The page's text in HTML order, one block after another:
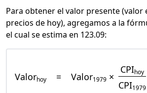
Para obtener el valor presente (valor
precios de hoy), agregamos a la
el cual se estima en 123.09:
Valorhoy = Valor1979 ×
CPIhoy
CPI1979